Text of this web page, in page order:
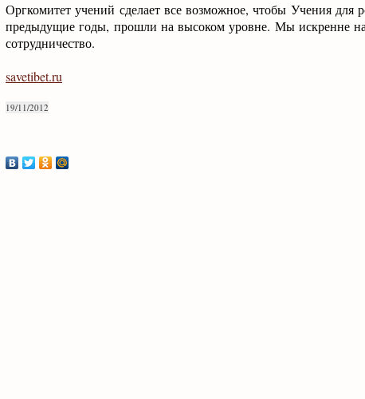
Оргкомитет учений сделает все возможное, чтобы Учения для
предыдущие годы, прошли на высоком уровне. Мы искренне
сотрудничество.
savetibet.ru
19/11/2012